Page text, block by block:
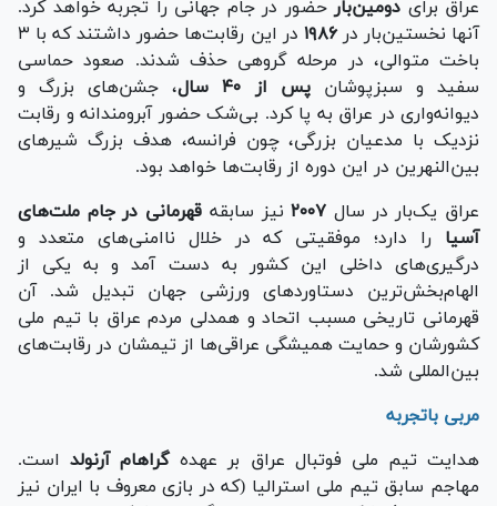
عراق برای دومین‌بار حضور در جام جهانی را تجربه خواهد کرد.
آنها نخستین‌بار در۱۹۸۶
در این رقابت‌ها حضور داشتند که با ۳
باخت متوالی، در مرحله گروهی حذف شدند. صعود حماسی
سفید و سبزپوشانپس از ۴۰ سال
، جشن‌های بزرگ و
دیوانه‌واری در عراق به پا کرد. بی‌شک حضور آبرومندانه و رقابت
نزدیک با مدعیان بزرگی، چون فرانسه، هدف بزرگ شیر‌های
بین‌النهرین در این دوره از رقابت‌ها خواهد بود.
عراق یک‌بار در سال ۲۰۰۷ نیز سابقه قهرمانی در جام ملت‌های
آسیا را دارد؛ موفقیتی که در خلال ناامنی‌های متعدد و
درگیری‌های داخلی این کشور به دست آمد و به یکی از
الهام‌بخش‌ترین دستاورد‌های ورزشی جهان تبدیل شد. آن
قهرمانی تاریخی مسبب اتحاد و همدلی مردم عراق با تیم ملی
کشورشان و حمایت همیشگی عراقی‌ها از تیمشان در رقابت‌های
بین‌المللی شد.
مربی باتجربه
هدایت تیم ملی فوتبال عراق بر عهدهگراهام آرنولداست.
مهاجم سابق تیم ملی استرالیا (که در بازی معروف با ایران نیز